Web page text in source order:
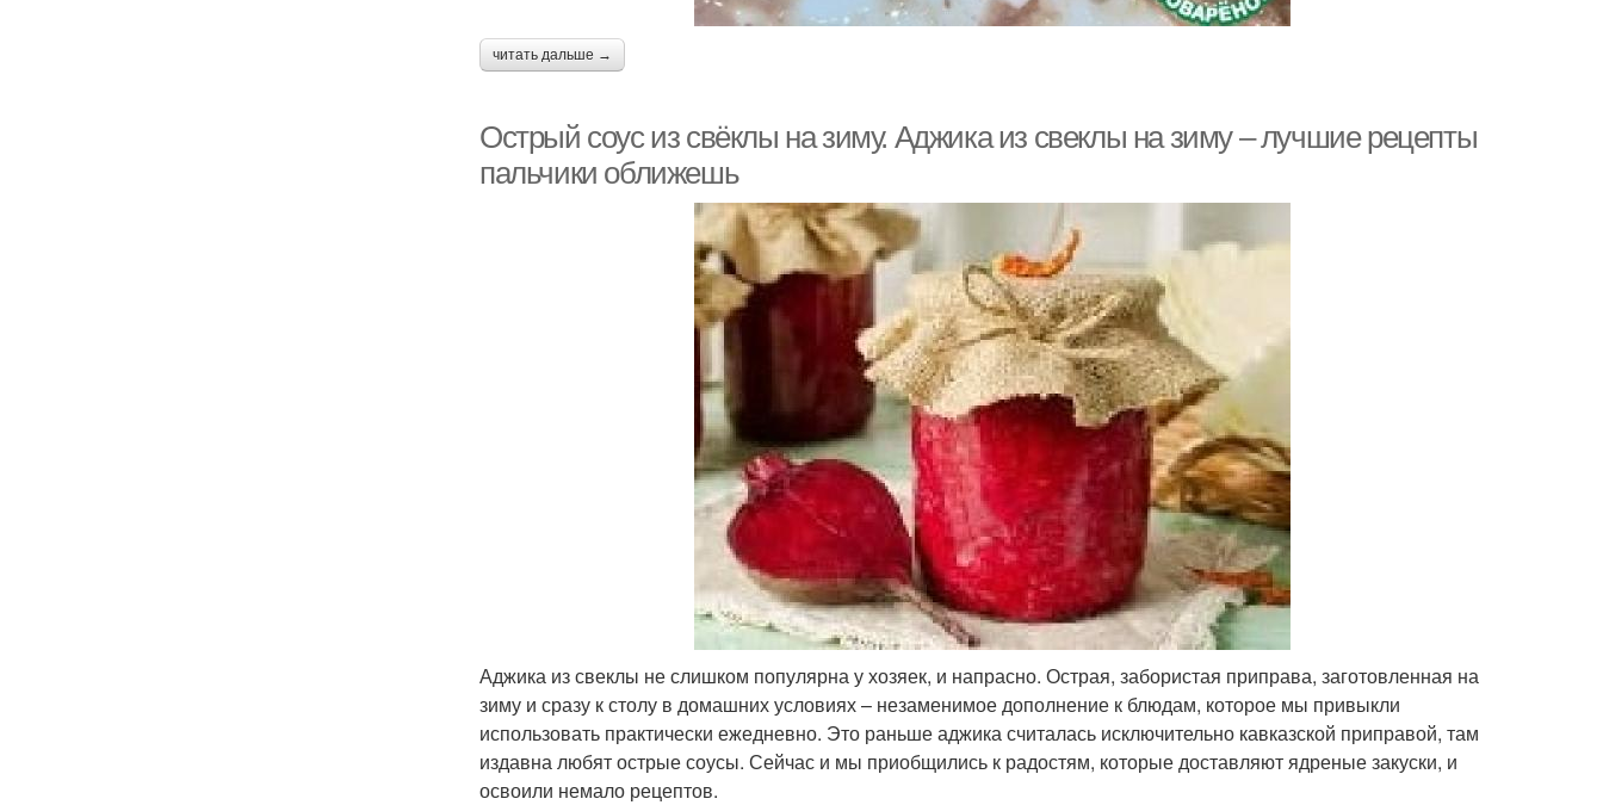
читать дальше →
Острый соус из свёклы на зиму. Аджика из свеклы на зиму – лучшие рецепты
пальчики оближешь
Аджика из свеклы не слишком популярна у хозяек, и напрасно. Острая, забористая приправа, заготовленная на
зиму и сразу к столу в домашних условиях – незаменимое дополнение к блюдам, которое мы привыкли
использовать практически ежедневно. Это раньше аджика считалась исключительно кавказской приправой, там
издавна любят острые соусы. Сейчас и мы приобщились к радостям, которые доставляют ядреные закуски, и
освоили немало рецептов.